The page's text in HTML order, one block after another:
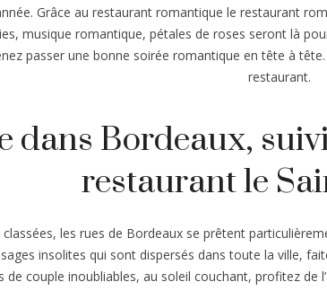
Grâce au restaurant romantique le restaurant
musique romantique, pétales de roses seront là
passer une bonne soirée romantique en tête à
restaurant.
dans Bordeaux,
restaurant le
les rues de Bordeaux se prêtent
insolites qui sont dispersés dans toute la ville,
couple inoubliables, au soleil couchant, profitez